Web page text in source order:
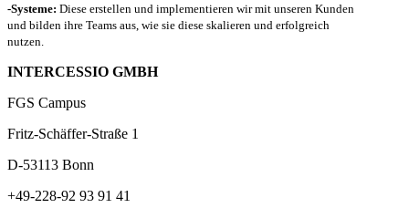
-Systeme: Diese erstellen und implementieren wir mit unseren Kunden
und bilden ihre Teams aus, wie sie diese skalieren und erfolgreich
nutzen.
INTERCESSIO GMBH
FGS Campus
Fritz-Schäffer-Straße 1
D-53113 Bonn
+49-228-92 93 91 41